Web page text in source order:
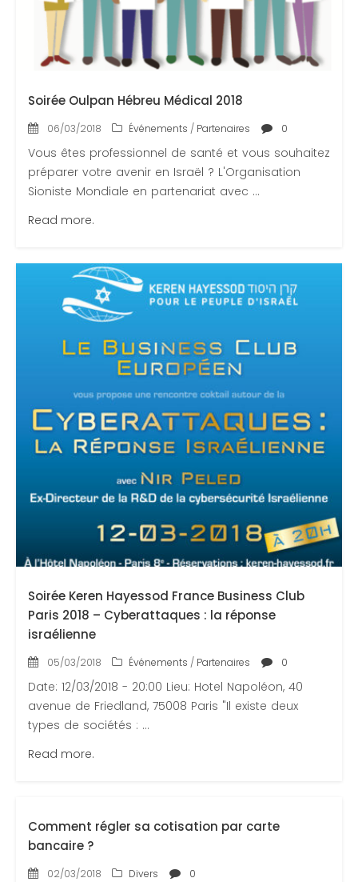
Contactez-nous
Congrès 2018
Congrès 2019
Congrès 2020
Soirée Oulpan Hébreu Médical 2018
06/03/2018 Événements / Partenaires 0
Vous êtes professionnel de santé et vous souhaitez
préparer votre avenir en Israël ? L'Organisation
Sioniste Mondiale en partenariat avec ...
Read more.
Soirée Keren Hayessod France Business Club
Paris 2018 – Cyberattaques : la réponse
israélienne
05/03/2018 Événements / Partenaires 0
Date: 12/03/2018 - 20:00 Lieu: Hotel Napoléon, 40
avenue de Friedland, 75008 Paris "Il existe deux
types de sociétés : ...
Read more.
Comment régler sa cotisation par carte
bancaire ?
02/03/2018 Divers 0